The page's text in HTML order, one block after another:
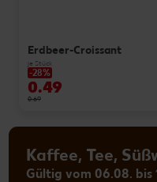
Erdbeer-Croissant
je Stück
-28%
0.49
0.69
Kaffee, Tee,
Gültig vom 06.08. bis